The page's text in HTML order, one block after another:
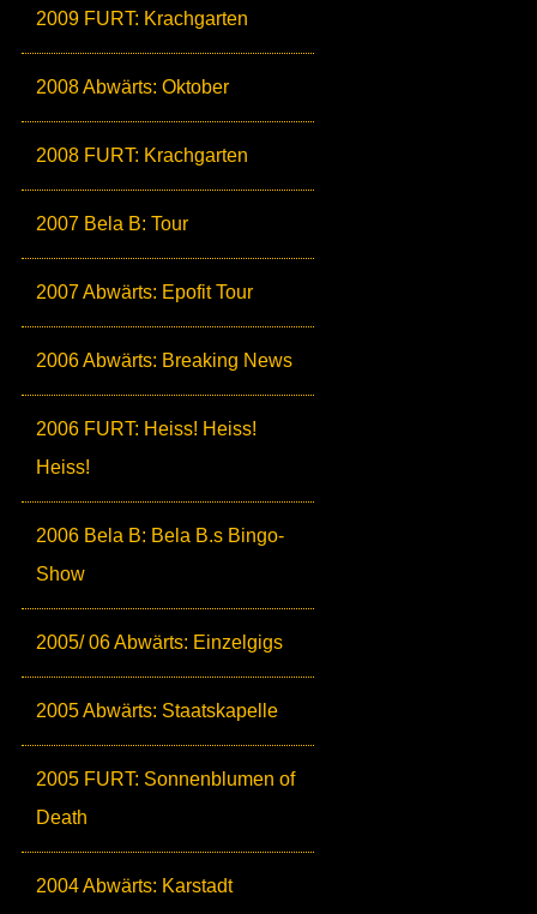
2009 FURT: Krachgarten
2008 Abwärts: Oktober
2008 FURT: Krachgarten
2007 Bela B: Tour
2007 Abwärts: Epofit Tour
2006 Abwärts: Breaking News
2006 FURT: Heiss! Heiss!
Heiss!
2006 Bela B: Bela B.s Bingo-
Show
2005/ 06 Abwärts: Einzelgigs
2005 Abwärts: Staatskapelle
2005 FURT: Sonnenblumen of
Death
2004 Abwärts: Karstadt